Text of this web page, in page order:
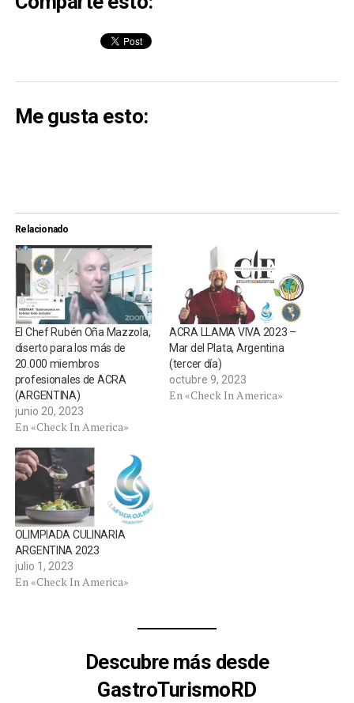
Me gusta esto:
Relacionado
El Chef Rubén Oña Mazzola,
diserto para los más de
20.000 miembros
profesionales de ACRA
(ARGENTINA)
junio 20, 2023
En «Check In America»
ACRA LLAMA VIVA 2023 –
Mar del Plata, Argentina
(tercer día)
octubre 9, 2023
En «Check In America»
OLIMPIADA CULINARIA
ARGENTINA 2023
julio 1, 2023
En «Check In America»
Descubre más desde
GastroTurismoRD